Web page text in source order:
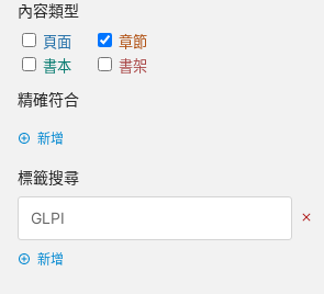
內容類型
頁面
章節
書本
書架
精確符合
新增
標籤搜尋
新增